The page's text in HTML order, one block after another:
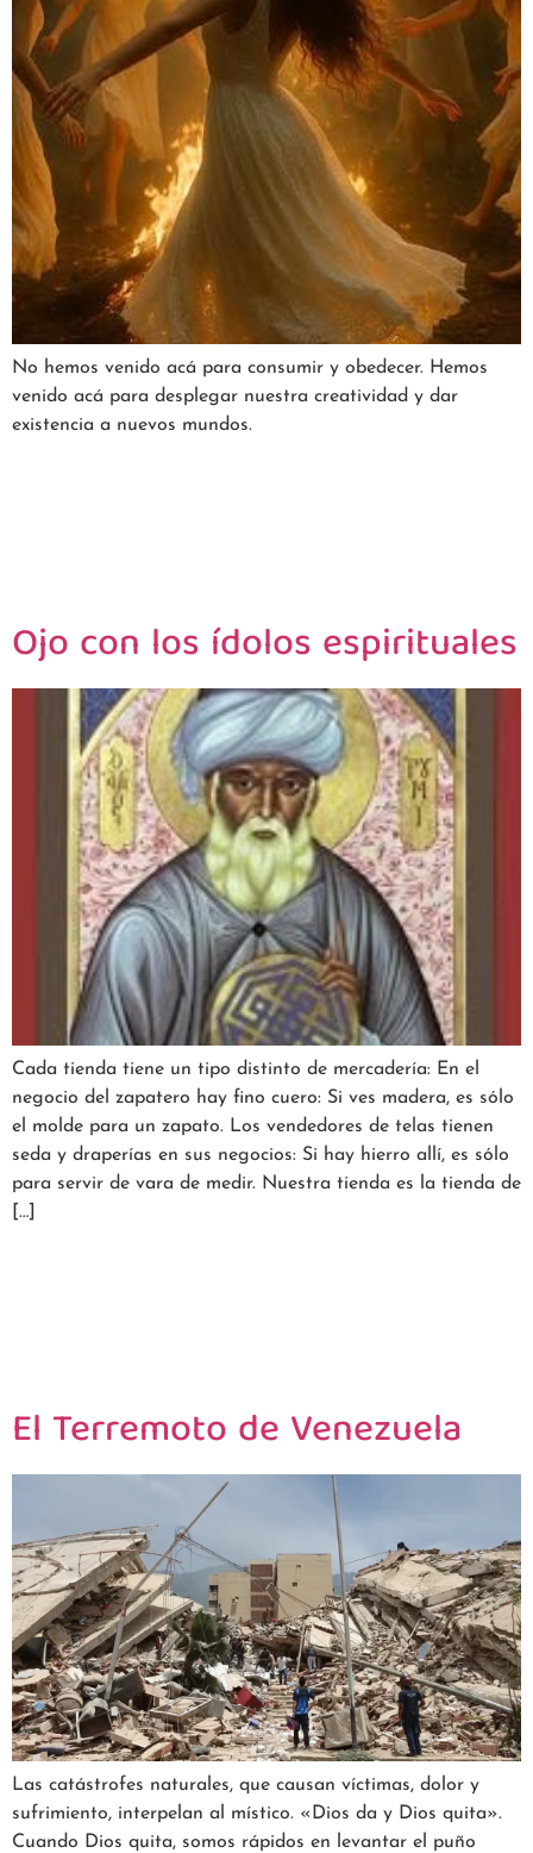
No hemos venido acá para consumir y obedecer. Hemos
venido acá para desplegar nuestra creatividad y dar
existencia a nuevos mundos.
Ojo con los ídolos espirituales
Cada tienda tiene un tipo distinto de mercadería: En el
negocio del zapatero hay fino cuero: Si ves madera, es sólo
el molde para un zapato. Los vendedores de telas tienen
seda y draperías en sus negocios: Si hay hierro allí, es sólo
para servir de vara de medir. Nuestra tienda es la tienda de
[…]
El Terremoto de Venezuela
Las catástrofes naturales, que causan víctimas, dolor y
sufrimiento, interpelan al místico. «Dios da y Dios quita».
Cuando Dios quita, somos rápidos en levantar el puño